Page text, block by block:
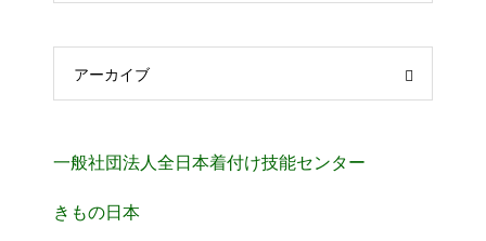
アーカイブ
一般社団法人全日本着付け技能センター
きもの日本